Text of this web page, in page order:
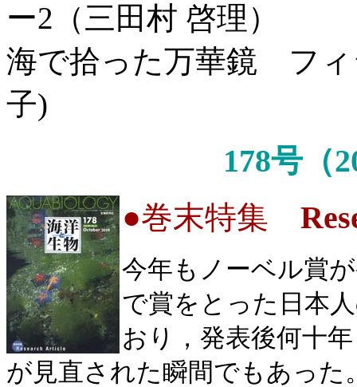
ー2（三田村 啓理）
海で拾った万華鏡 フ
子)
178号（
●巻末特集
今年もノーベル賞
で賞をとった日本
おり，発表後何十
が見直された瞬間でもあった